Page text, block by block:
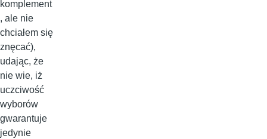
komplement
, ale nie
chciałem się
znęcać),
udając, że
nie wie, iż
uczciwość
wyborów
gwarantuje
jedynie